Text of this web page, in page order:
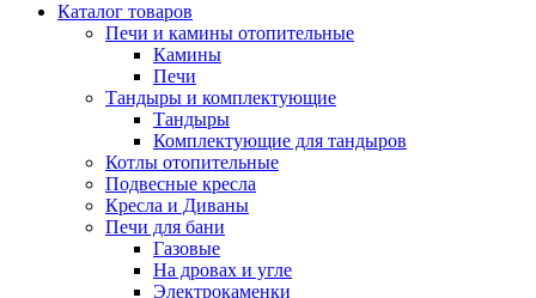
Каталог товаров
Печи и камины отопительные
Камины
Печи
Тандыры и комплектующие
Тандыры
Комплектующие для тандыров
Котлы отопительные
Подвесные кресла
Кресла и Диваны
Печи для бани
Газовые
На дровах и угле
Электрокаменки